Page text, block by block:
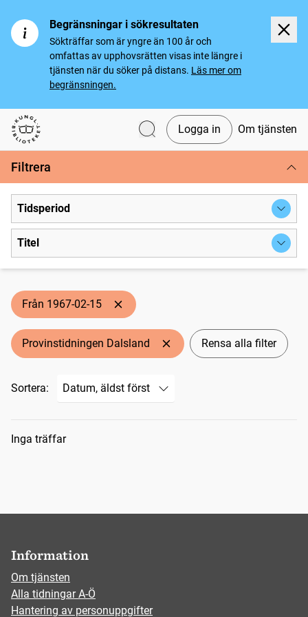
Begränsningar i sökresultaten
Sökträffar som är yngre än 100 år och
omfattas av upphovsrätten visas inte längre i
tjänsten när du söker på distans. Läs mer om
begränsningen.
Svenska tidningar
Logga in Om tjänsten
Filtrera
Tidsperiod
Titel
Från 1967-02-15
Provinstidningen Dalsland Rensa alla filter
Sortera:
Sökresultat
Inga träffar
Information
Om tjänsten
Alla tidningar A-Ö
Hantering av personuppgifter